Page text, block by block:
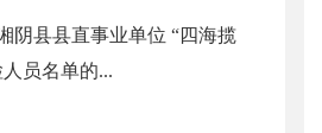
阴县县直事业单位 “四海揽
员名单的...